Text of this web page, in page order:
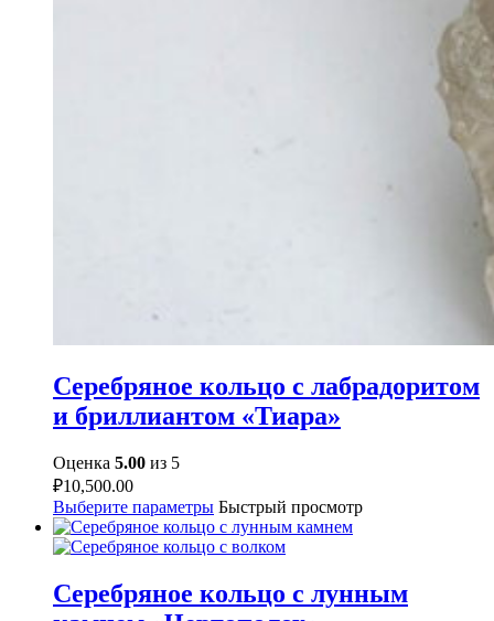
Серебряное кольцо с лабрадоритом
и бриллиантом «Тиара»
Оценка 5.00 из 5
₽10,500.00
Выберите параметры Быстрый просмотр
Серебряное кольцо с лунным